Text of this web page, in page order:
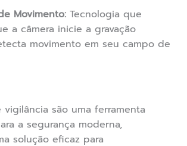
Movimento: Tecnologia que
a câmera inicie a gravação
movimento em seu campo de
vigilância são uma ferramenta
a segurança moderna,
solução eficaz para